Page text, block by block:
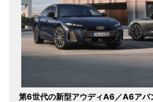
第6世代の新型アウディA6／A6アバ